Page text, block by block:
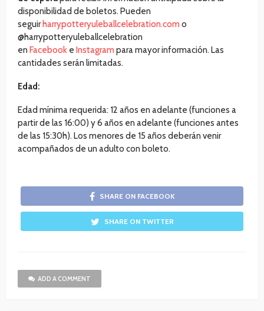
disponibilidad de boletos. Pueden
seguir harrypotteryuleballcelebration.com o
@harrypotteryuleballcelebration
en Facebook e Instagram para mayor información. Las
cantidades serán limitadas.
Edad:
Edad mínima requerida: 12 años en adelante (funciones a
partir de las 16:00) y 6 años en adelante (funciones antes
de las 15:30h). Los menores de 15 años deberán venir
acompañados de un adulto con boleto.
SHARE ON FACEBOOK
SHARE ON TWITTER
ADD A COMMENT